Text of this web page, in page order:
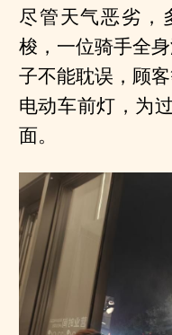
尽管天气恶劣，
梭，一位骑手全
子不能耽误，顾
电动车前灯，为
面。